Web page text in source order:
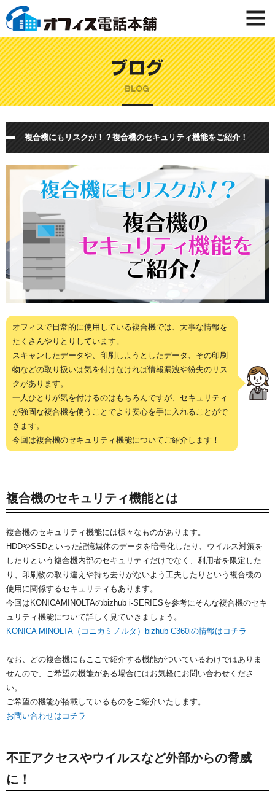
複合機にもリスクが！？複合機のセキュリティ機能をご紹介！
オフィスで日常的に使用している複合機では、大事な情報を
たくさんやりとりしています。
スキャンしたデータや、印刷しようとしたデータ、その印刷
物などの取り扱いは気を付けなければ情報漏洩や紛失のリス
クがあります。
一人ひとりが気を付けるのはもちろんですが、セキュリティ
が強固な複合機を使うことでより安心を手に入れることがで
きます。
今回は複合機のセキュリティ機能についてご紹介します！
複合機のセキュリティ機能とは
複合機のセキュリティ機能には様々なものがあります。
HDDやSSDといった記憶媒体のデータを暗号化したり、ウイルス対策を
したりという複合機内部のセキュリティだけでなく、利用者を限定した
り、印刷物の取り違えや持ち去りがないよう工夫したりという複合機の
使用に関係するセキュリティもあります。
今回はKONICAMINOLTAのbizhub i-SERIESを参考にそんな複合機のセキ
ュリティ機能について詳しく見ていきましょう。
KONICA MINOLTA（コニカミノルタ）bizhub C360iの情報はコチラ
なお、どの複合機にもここで紹介する機能がついているわけではありま
せんので、ご希望の機能がある場合にはお気軽にお問い合わせくださ
い。
ご希望の機能が搭載しているものをご紹介いたします。
お問い合わせはコチラ
不正アクセスやウイルスなど外部からの脅威
に！